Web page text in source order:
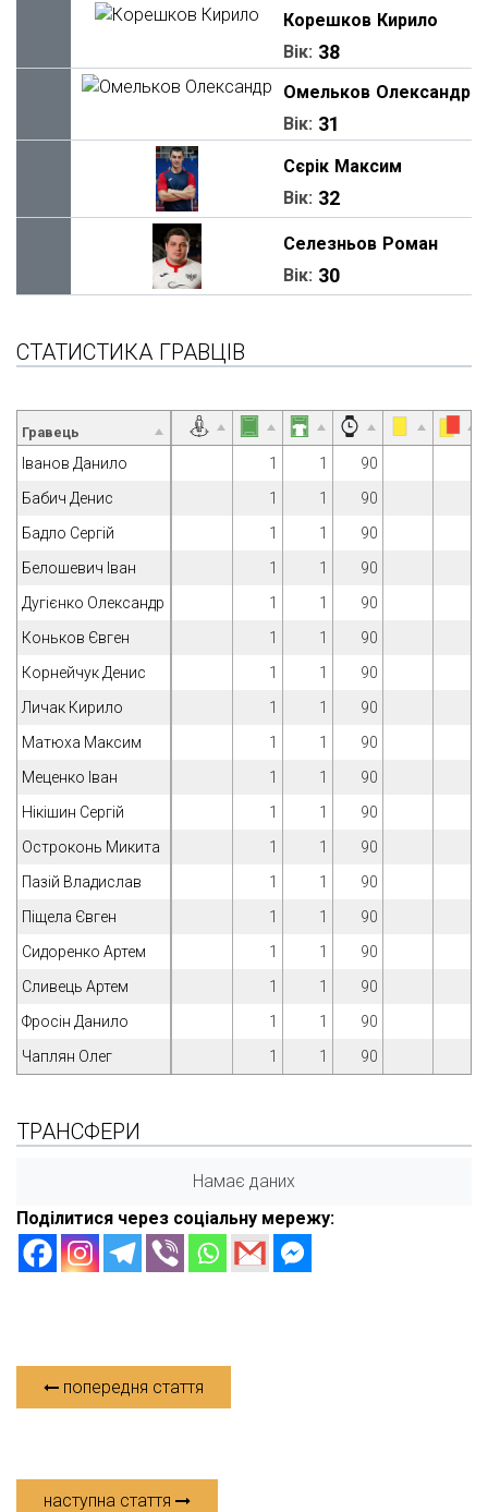
Корешков Кирило
Вік: 38
Омельков Олександр
Вік: 31
Сєрік Максим
Вік: 32
Селезньов Роман
Вік: 30
СТАТИСТИКА ГРАВЦІВ
Гравець
Іванов Данило 1 1
90
Бабич Денис
1 1
90
Бадло Сергій
1 1
90
Белошевич Іван
1 1
90
Дугієнко Олександр
1 1
90
Коньков Євген
1 1
90
Корнейчук Денис
1 1
90
Личак Кирило
1 1
90
Матюха Максим
1 1
90
Меценко Іван
1 1
90
Нікішин Сергій
1 1
90
Остроконь Микита
1 1
90
Пазій Владислав
1 1
90
Піщела Євген
1 1
90
Сидоренко Артем
1 1
90
Сливець Артем
1 1
90
Фросін Данило
1 1
90
Чаплян Олег
1 1 90
ТРАНСФЕРИ
Намає даних
Поділитися через соціальну мережу:
попередня стаття
наступна стаття